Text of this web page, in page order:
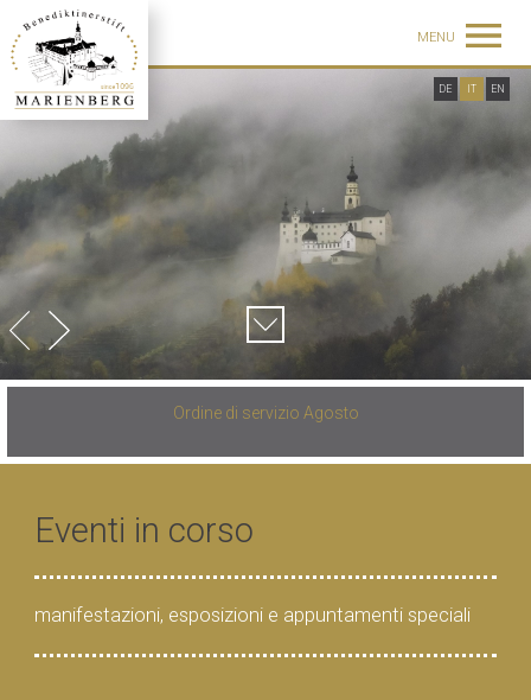
MENU
DE IT EN
Ordine di servizio Agosto
Eventi in corso
manifestazioni, esposizioni e appuntamenti speciali